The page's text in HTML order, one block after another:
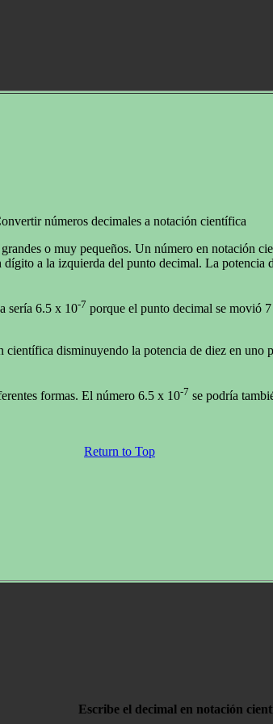
números decimales a notación científica
o muy pequeños. Un número en notación
a la izquierda del punto decimal. La potencia
sería 6.5 x 10-7 porque el punto decimal se movió
disminuyendo la potencia de diez en uno
formas. El número 6.5 x 10-7 se podría
Return to Top
Escribe el decimal en notación